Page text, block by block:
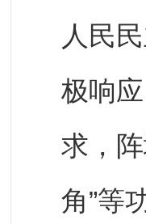
人民
极响
求，
角”等